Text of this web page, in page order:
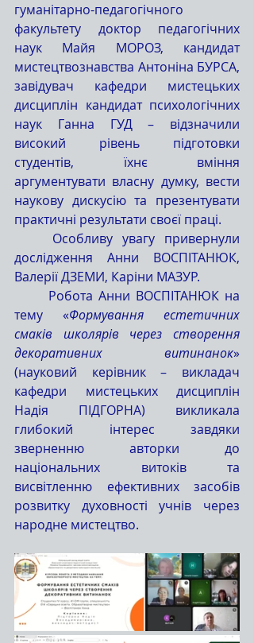
гуманітарно-педагогічного
факультету доктор педагогічних
наук Майя МОРОЗ, кандидат
мистецтвознавства Антоніна БУРСА,
завідувач кафедри мистецьких
дисциплін кандидат психологічних
наук Ганна ГУД – відзначили
високий рівень підготовки
студентів, їхнє вміння
аргументувати власну думку, вести
наукову дискусію та презентувати
практичні результати своєї праці.
дослідження Анни ВОСПІТАНЮК,
Валерії ДЗЕМИ, Каріни МАЗУР.
тему «Формування естетичних
смаків школярів через створення
декоративних витинанок»
(науковий керівник – викладач
кафедри мистецьких дисциплін
Надія ПІДГОРНА) викликала
глибокий інтерес завдяки
зверненню авторки до
національних витоків та
висвітленню ефективних засобів
розвитку духовності учнів через
народне мистецтво.